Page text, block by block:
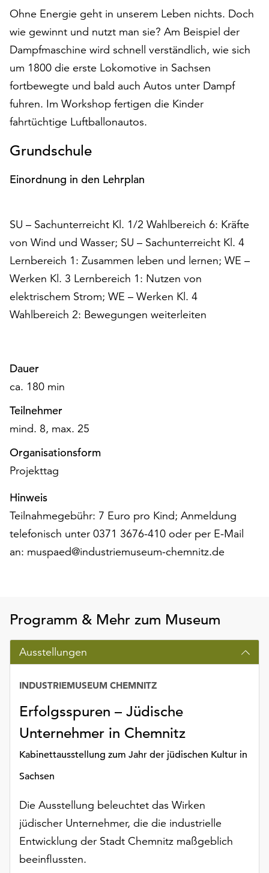
auf
„Alle
akzeptieren“,
um
alle
Cookies
akzeptieren.
Sie
Ihr
jederzeit
widerrufen.
steht
Ihnen
am
Ende
der
Seite
Einstellungen“
zur
Funktionale
Cookies
auch
ohne
Einverständnis
weiterhin
ausgeführt.
Sie
anpassen,
erreichen
Sie
die
über
Schaltfläche
„Auswählen“.
Weitere
Informationen
finden
unserer
Datenschutzerklärung
oder
dem
Ohne Energie geht in unserem Leben nichts. Doch
wie gewinnt und nutzt man sie? Am Beispiel der
Dampfmaschine wird schnell verständlich, wie sich
um 1800 die erste Lokomotive in Sachsen
fortbewegte und bald auch Autos unter Dampf
fuhren. Im Workshop fertigen die Kinder
fahrtüchtige Luftballonautos.
Grundschule
Einordnung in den Lehrplan
SU – Sachunterreicht Kl. 1/2 Wahlbereich 6: Kräfte
von Wind und Wasser; SU – Sachunterreicht Kl. 4
Lernbereich 1: Zusammen leben und lernen; WE –
Werken Kl. 3 Lernbereich 1: Nutzen von
elektrischem Strom; WE – Werken Kl. 4
Wahlbereich 2: Bewegungen weiterleiten
Dauer
ca. 180 min
Teilnehmer
mind. 8, max. 25
Organisationsform
Projekttag
Hinweis
Teilnahmegebühr: 7 Euro pro Kind; Anmeldung
telefonisch unter 0371 3676-410 oder per E-Mail
an: muspaed@industriemuseum-chemnitz.de
Programm & Mehr zum Museum
Ausstellungen
Erfolgsspuren – Jüdische
Unternehmer in Chemnitz
Kabinettausstellung zum Jahr der jüdischen Kultur in
Sachsen
INDUSTRIEMUSEUM CHEMNITZ
Die Ausstellung beleuchtet das Wirken
jüdischer Unternehmer, die die industrielle
Entwicklung der Stadt Chemnitz maßgeblich
beeinflussten.